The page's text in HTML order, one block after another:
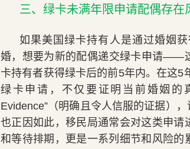
三、绿卡未满年限申请配偶存在
如果美国绿卡持有人是通过婚姻
婚，想要为新的配偶递交绿卡申请——
卡持有者获得绿卡后的前5年内。在这
绿卡申请，不仅要证明当前婚姻的
Evidence”（明确且令人信服的证据）
也正因如此，移民局通常会对这类申
和等待排期，更是一系列细节和风险